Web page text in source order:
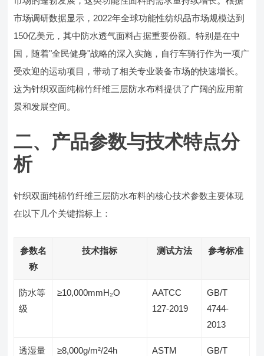
市场调研数据显示，2022年全球功能性纺织品市场规模达到
150亿美元，其中防水透气面料占据重要份额。特别是在中
国，随着"全民健身"战略的深入实施，自行车骑行作为一项广
受欢迎的运动项目，带动了相关专业装备市场的快速增长。
这为针织双面纯棉竹纤维三层防水布料提供了广阔的应用前
景和发展空间。
二、产品参数与技术特点分
析
针织双面纯棉竹纤维三层防水布料的核心技术参数主要体现
在以下几个关键指标上：
参数名
称
技术指标 测试方法 参考标准
防水等
级
≥10,000mmH₂O
AATCC
127-2019
GB/T
4744-
2013
透湿量 ≥8,000g/m²/24h
ASTM
GB/T